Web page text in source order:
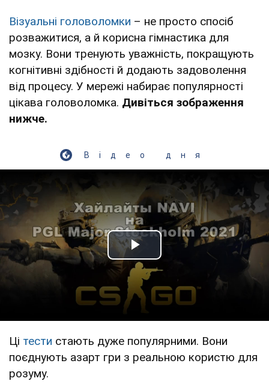
Візуальні головоломки – не просто спосіб
розважитися, а й корисна гімнастика для
мозку. Вони тренують уважність, покращують
когнітивні здібності й додають задоволення
від процесу. У мережі набирає популярності
цікава головоломка. Дивіться зображення
нижче.
Відео дня
Play Video
Ці тести стають дуже популярними. Вони
поєднують азарт гри з реальною користю для
розуму.